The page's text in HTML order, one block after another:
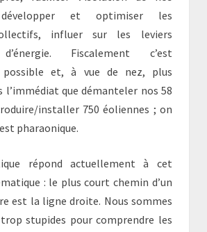
et optimiser les
influer sur les leviers
d’énergie. Fiscalement c’est
possible et, à vue de nez, plus
l’immédiat que démanteler nos 58
installer 750 éoliennes ; on
pharaonique.
répond actuellement à cet
: le plus court chemin d’un
est la ligne droite. Nous sommes
stupides pour comprendre les